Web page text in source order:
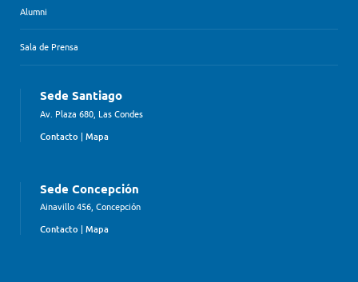
Alumni
Sala de Prensa
Sede Santiago
Av. Plaza 680, Las Condes
Contacto | Mapa
Sede Concepción
Ainavillo 456, Concepción
Contacto | Mapa